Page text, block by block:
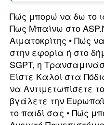
Πώς μπορώ να δω το
Πως Μπαίνω στο
Αιματοκρίτης •Πώς
στην εφορία ή στο
SGPT, η
Είστε Καλοί στα
να Αντιμετωπίσετε
βγάλετε την
το παιδί σας •Πώς